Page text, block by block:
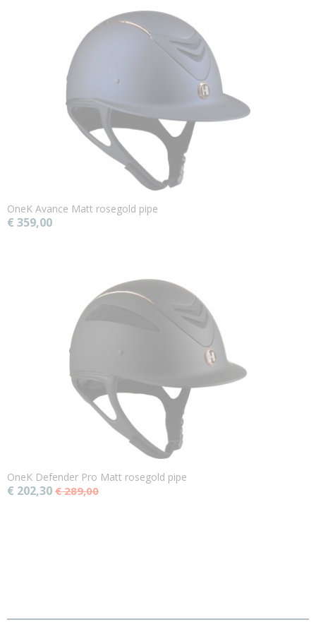
OneK Avance Matt rosegold pipe
€ 359,00
OneK Defender Pro Matt rosegold pipe
€ 202,30 € 289,00